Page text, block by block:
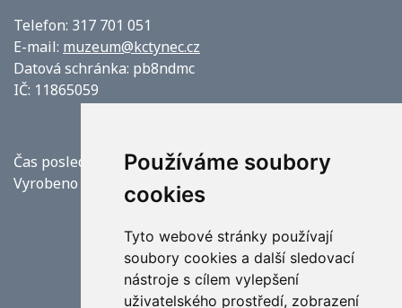
Používáme soubory
cookies
Tyto webové stránky používají
soubory cookies a další sledovací
nástroje s cílem vylepšení
uživatelského prostředí, zobrazení
Telefon: 317 701 051
E-mail: muzeum@kctynec.cz
Datová schránka: pb8ndmc
IČ: 11865059
Čas poslední aktualizace: 6. 8. 2026 19:50
Vyrobeno v